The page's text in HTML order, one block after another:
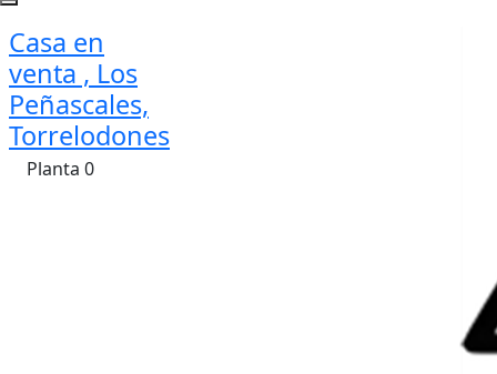
Casa en
venta , Los
Peñascales,
Torrelodones
Planta 0